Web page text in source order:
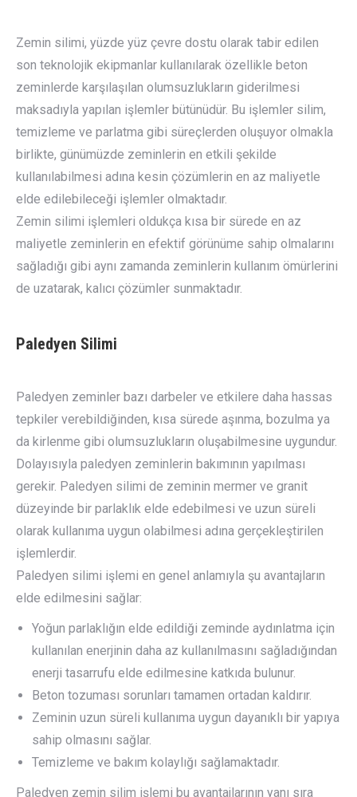
Zemin silimi, yüzde yüz çevre dostu olarak tabir edilen
son teknolojik ekipmanlar kullanılarak özellikle beton
zeminlerde karşılaşılan olumsuzlukların giderilmesi
maksadıyla yapılan işlemler bütünüdür. Bu işlemler silim,
temizleme ve parlatma gibi süreçlerden oluşuyor olmakla
birlikte, günümüzde zeminlerin en etkili şekilde
kullanılabilmesi adına kesin çözümlerin en az maliyetle
elde edilebileceği işlemler olmaktadır.
Zemin silimi işlemleri oldukça kısa bir sürede en az
maliyetle zeminlerin en efektif görünüme sahip olmalarını
sağladığı gibi aynı zamanda zeminlerin kullanım ömürlerini
de uzatarak, kalıcı çözümler sunmaktadır.
Paledyen Silimi
Paledyen zeminler bazı darbeler ve etkilere daha hassas
tepkiler verebildiğinden, kısa sürede aşınma, bozulma ya
da kirlenme gibi olumsuzlukların oluşabilmesine uygundur.
Dolayısıyla paledyen zeminlerin bakımının yapılması
gerekir. Paledyen silimi de zeminin mermer ve granit
düzeyinde bir parlaklık elde edebilmesi ve uzun süreli
olarak kullanıma uygun olabilmesi adına gerçekleştirilen
işlemlerdir.
Paledyen silimi işlemi en genel anlamıyla şu avantajların
elde edilmesini sağlar:
Yoğun parlaklığın elde edildiği zeminde aydınlatma için
kullanılan enerjinin daha az kullanılmasını sağladığından
enerji tasarrufu elde edilmesine katkıda bulunur.
Beton tozuması sorunları tamamen ortadan kaldırır.
Zeminin uzun süreli kullanıma uygun dayanıklı bir yapıya
sahip olmasını sağlar.
Temizleme ve bakım kolaylığı sağlamaktadır.
Paledyen zemin silim işlemi bu avantajlarının yanı sıra